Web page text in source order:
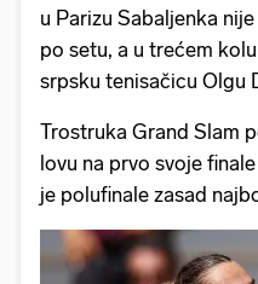
u Parizu Sabaljenka
po setu, a u trećem
srpsku tenisačicu Olgu
Trostruka Grand Slam
lovu na prvo svoje
je polufinale zasad